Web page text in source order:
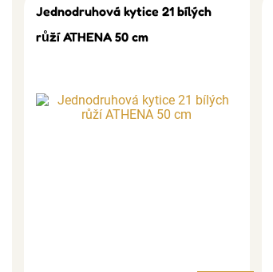
Jednodruhová kytice 21 bílých
růží ATHENA 50 cm